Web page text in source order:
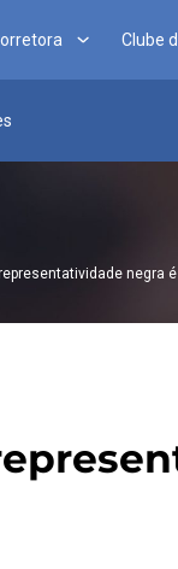
Clube
negra